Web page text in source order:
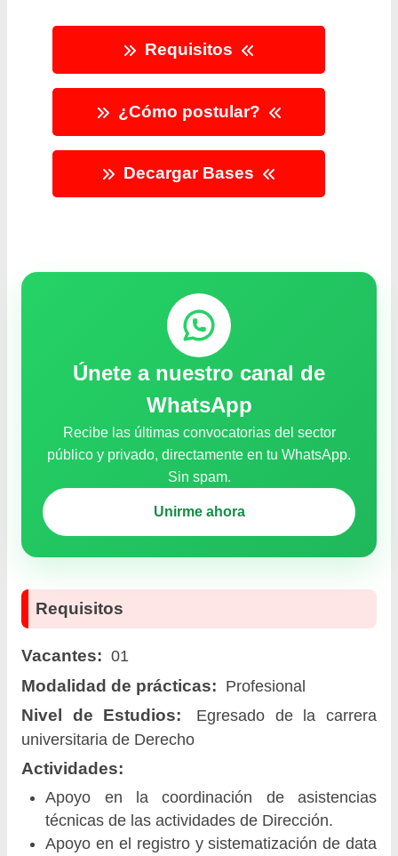
Requisitos
¿Cómo postular?
Decargar Bases
Únete a nuestro canal de
WhatsApp
Recibe las últimas convocatorias del sector
público y privado, directamente en tu WhatsApp.
Sin spam.
Unirme ahora
Requisitos
Vacantes: 01
Modalidad de prácticas: Profesional
Nivel de Estudios:
Egresado de la carrera
universitaria de Derecho
Actividades:
Apoyo en la coordinación de asistencias
técnicas de las actividades de Dirección.
Apoyo en el registro y sistematización de data